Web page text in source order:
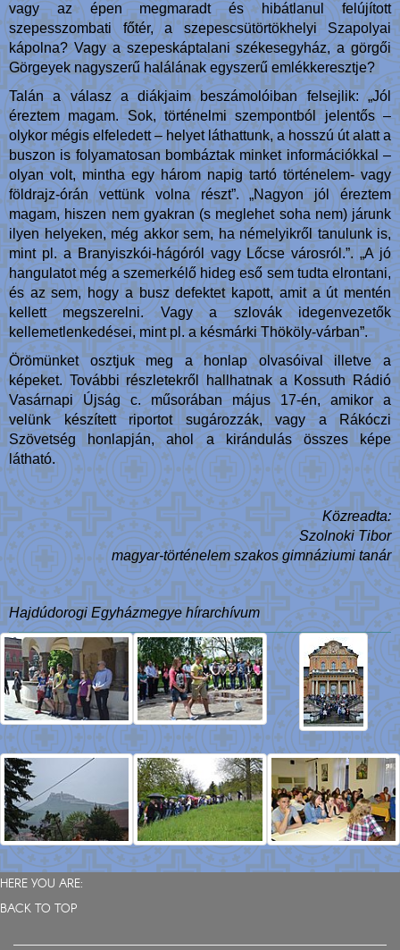
vagy az épen megmaradt és hibátlanul felújított
szepesszombati főtér, a szepescsütörtökhelyi Szapolyai
kápolna? Vagy a szepeskáptalani székesegyház, a görgői
Görgeyek nagyszerű halálának egyszerű emlékkeresztje?
Talán a válasz a diákjaim beszámolóiban felsejlik: „Jól
éreztem magam. Sok, történelmi szempontból jelentős –
olykor mégis elfeledett – helyet láthattunk, a hosszú út alatt a
buszon is folyamatosan bombáztak minket információkkal –
olyan volt, mintha egy három napig tartó történelem- vagy
földrajz-órán vettünk volna részt”. „Nagyon jól éreztem
magam, hiszen nem gyakran (s meglehet soha nem) járunk
ilyen helyeken, még akkor sem, ha némelyikről tanulunk is,
mint pl. a Branyiszkói-hágóról vagy Lőcse városról.”. „A jó
hangulatot még a szemerkélő hideg eső sem tudta elrontani,
és az sem, hogy a busz defektet kapott, amit a út mentén
kellett megszerelni. Vagy a szlovák idegenvezetők
kellemetlenkedései, mint pl. a késmárki Thököly-várban”.
Örömünket osztjuk meg a honlap olvasóival illetve a
képeket. További részletekről hallhatnak a Kossuth Rádió
Vasárnapi Újság c. műsorában május 17-én, amikor a
velünk készített riportot sugározzák, vagy a Rákóczi
Szövetség honlapján, ahol a kirándulás összes képe
látható.
Közreadta:
Szolnoki Tibor
magyar-történelem szakos gimnáziumi tanár
Hajdúdorogi Egyházmegye hírarchívum
HERE YOU ARE:
BACK TO TOP